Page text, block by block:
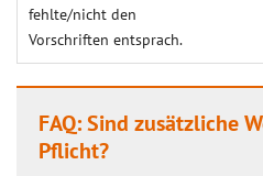
fehlte/nicht den
Vorschriften entsprach.
FAQ: Sind zusätzliche
Pflicht?